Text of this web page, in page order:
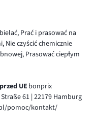
Prać i prasować na
czyścić chemicznie
Prasować ciepłym
UE bonprix
61 | 22179 Hamburg
pomoc/kontakt/